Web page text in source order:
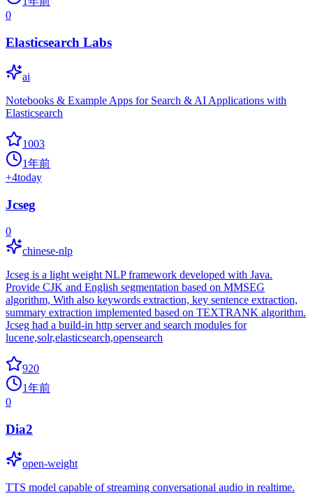
0
Elasticsearch Labs
ai
Notebooks & Example Apps for Search & AI Applications with
Elasticsearch
1003
1年前
+4today
Jcseg
0
chinese-nlp
Jcseg is a light weight NLP framework developed with Java.
Provide CJK and English segmentation based on MMSEG
algorithm, With also keywords extraction, key sentence extraction,
summary extraction implemented based on TEXTRANK algorithm.
Jcseg had a build-in http server and search modules for
lucene,solr,elasticsearch,opensearch
920
1年前
0
Dia2
open-weight
TTS model capable of streaming conversational audio in realtime.